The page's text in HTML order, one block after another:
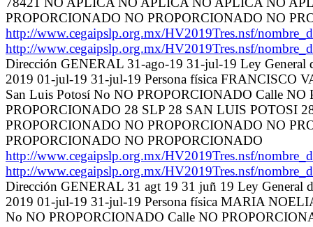
PROPORCIONADO NO PROPORCIONADO NO
http://www.cegaipslp.org.mx/HV2019Tres.nsf/
http://www.cegaipslp.org.mx/HV2019Tres.nsf/
Dirección GENERAL 31-ago-19 31-jul-19 Ley
2019 01-jul-19 31-jul-19 Persona física
San Luis Potosí No NO PROPORCIONADO Calle
PROPORCIONADO 28 SLP 28 SAN LUIS POTOSI
PROPORCIONADO NO PROPORCIONADO NO
PROPORCIONADO NO PROPORCIONADO
http://www.cegaipslp.org.mx/HV2019Tres.nsf/
http://www.cegaipslp.org.mx/HV2019Tres.nsf/
Dirección GENERAL 31 agt 19 31 juñ 19 Ley General
2019 01-jul-19 31-jul-19 Persona física MARIA
No NO PROPORCIONADO Calle NO